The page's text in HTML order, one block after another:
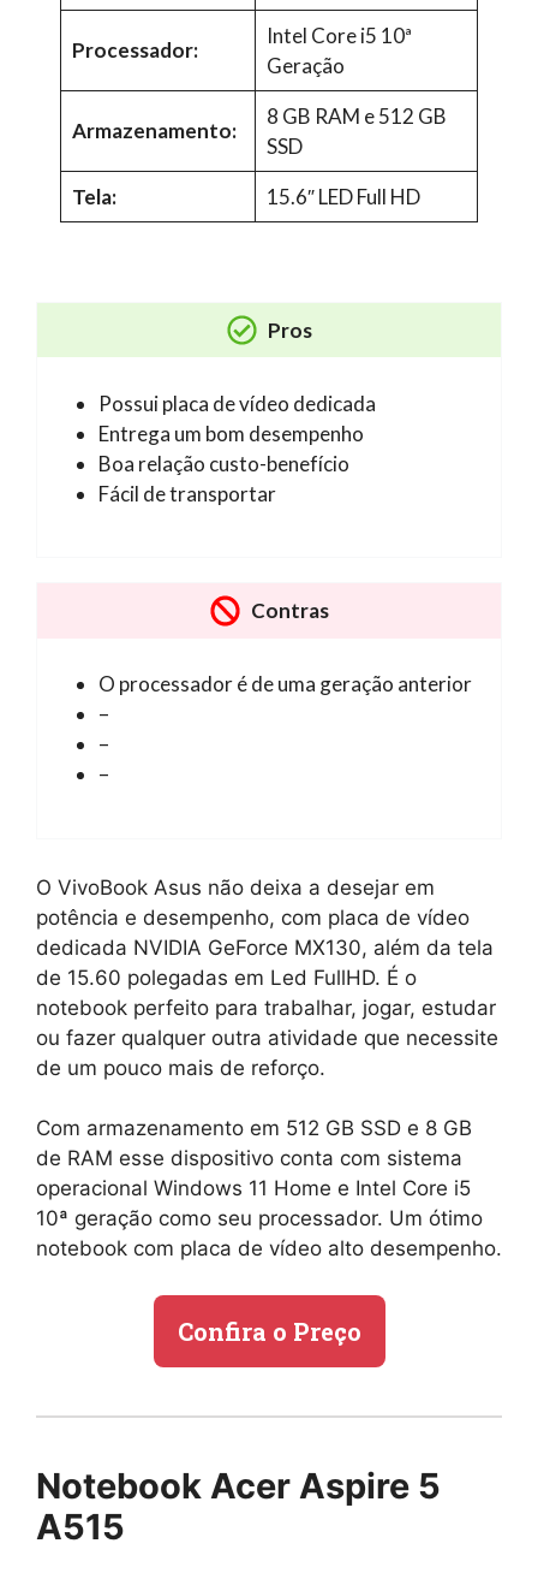
Processador:
Intel Core i5 10ª
Geração
Armazenamento:
8 GB RAM e 512 GB
SSD
Tela:
15.6″ LED Full HD
Pros
Possui placa de vídeo dedicada
Entrega um bom desempenho
Boa relação custo-benefício
Fácil de transportar
Contras
O processador é de uma geração anterior
–
–
–
O VivoBook Asus não deixa a desejar em
potência e desempenho, com placa de vídeo
dedicada NVIDIA GeForce MX130, além da tela
de 15.60 polegadas em Led FullHD. É o
notebook perfeito para trabalhar, jogar, estudar
ou fazer qualquer outra atividade que necessite
de um pouco mais de reforço.
Com armazenamento em 512 GB SSD e 8 GB
de RAM esse dispositivo conta com sistema
operacional Windows 11 Home e Intel Core i5
10ª geração como seu processador. Um ótimo
notebook com placa de vídeo alto desempenho.
Confira o Preço
Notebook Acer Aspire 5
A515